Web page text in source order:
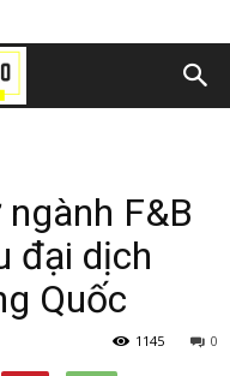
F&B
đại dịch
Quốc
0
1145